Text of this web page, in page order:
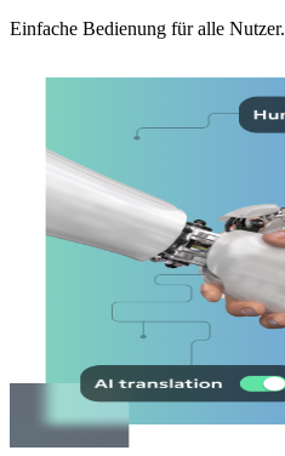
Einfache Bedienung für alle Nutzer.